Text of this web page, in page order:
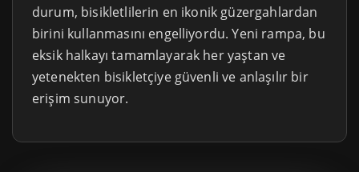
durum, bisikletlilerin en ikonik güzergahlardan
birini kullanmasını engelliyordu. Yeni rampa, bu
eksik halkayı tamamlayarak her yaştan ve
yetenekten bisikletçiye güvenli ve anlaşılır bir
erişim sunuyor.